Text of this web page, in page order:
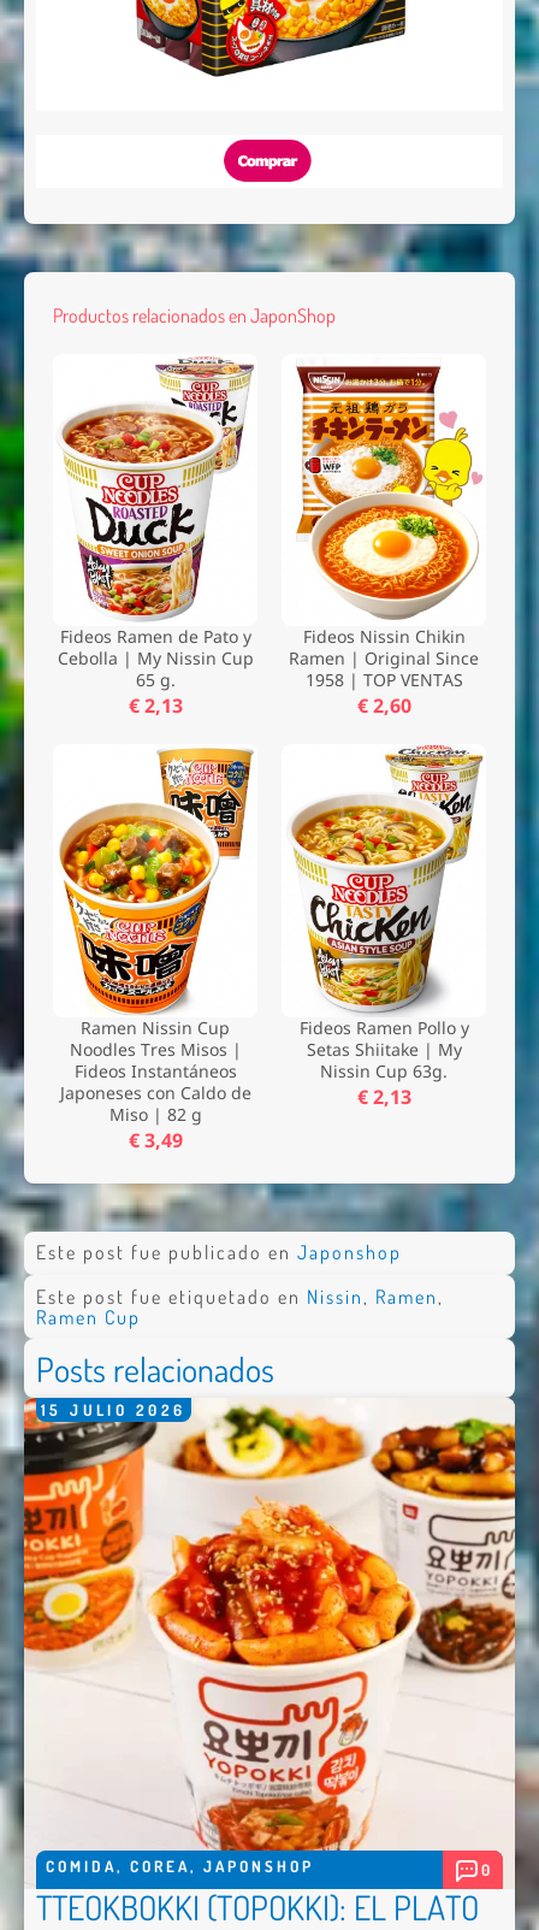
Productos relacionados en JaponShop
Fideos Ramen de Pato y
Cebolla | My Nissin Cup
65 g.
€ 2,13
Fideos Nissin Chikin
Ramen | Original Since
1958 | TOP VENTAS
€ 2,60
Ramen Nissin Cup
Noodles Tres Misos |
Fideos Instantáneos
Japoneses con Caldo de
Miso | 82 g
€ 3,49
Fideos Ramen Pollo y
Setas Shiitake | My
Nissin Cup 63g.
€ 2,13
Este post fue publicado en Japonshop
Este post fue etiquetado en Nissin , Ramen ,
Ramen Cup
Posts relacionados
15 JULIO 2026
COMIDA, COREA, JAPONSHOP 0
TTEOKBOKKI (TOPOKKI): EL PLATO